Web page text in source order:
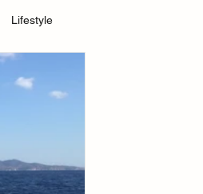
Lifestyle